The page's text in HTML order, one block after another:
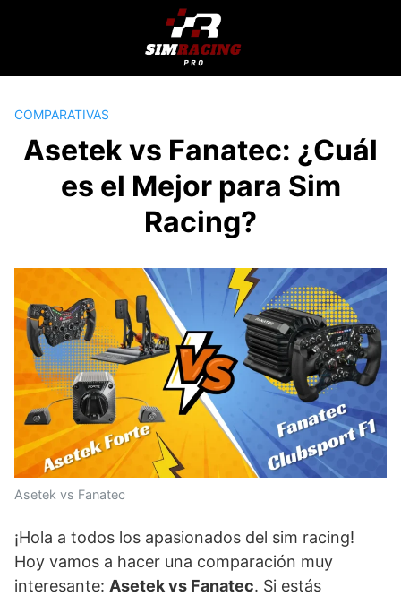
COMPARATIVAS
Asetek vs Fanatec: ¿Cuál
es el Mejor para Sim
Racing?
Asetek vs Fanatec
¡Hola a todos los apasionados del sim racing!
Hoy vamos a hacer una comparación muy
interesante: Asetek vs Fanatec. Si estás